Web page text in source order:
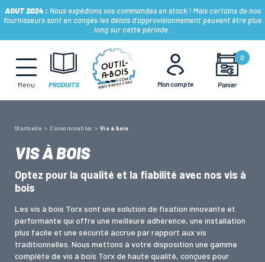
AOUT 2024 : Nous expédions vos commandes en stock ! Mais certains de nos
fournisseurs sont en congés les délais d'approvisionnement peuvent être plus
long sur cette période .
Menu PRODUITS Mon compte Panier
0
MÈCHES, FRAISES & FORETS
LAMES & DISQUES
CONSOMMABLES
OUTILS À MAIN
FERS & PLAQUETTES
Startseite Consommables Vis à bois
VIS À BOIS
Optez pour la qualité et la fiabilité avec nos vis à
bois
Les vis à bois Torx sont une solution de fixation innovante et
performante qui offre une meilleure adhérence, une installation
plus facile et une sécurité accrue par rapport aux vis
traditionnelles. Nous mettons à votre disposition une gamme
complète de vis à bois Torx de haute qualité, conçues pour